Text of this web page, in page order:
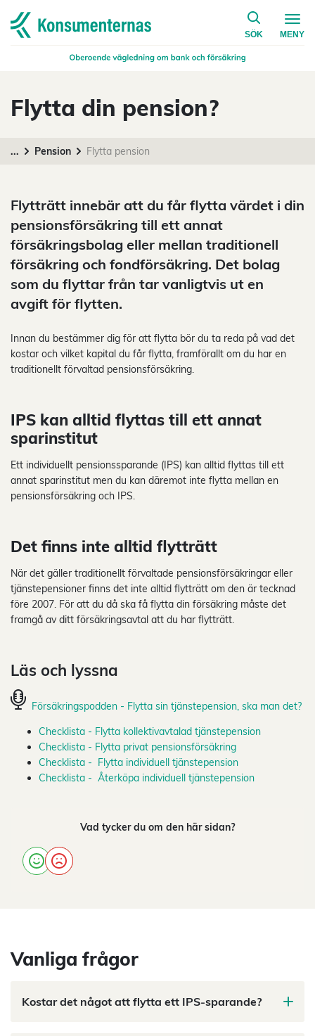
Navigera till startsidan
SÖK
på
MENY
Flytta din pension?
... Pension Flytta pension
Flytträtt innebär att du får flytta värdet i din
pensionsförsäkring till ett annat
försäkringsbolag eller mellan traditionell
försäkring och fondförsäkring. Det bolag
som du flyttar från tar vanligtvis ut en
avgift för flytten.
Innan du bestämmer dig för att flytta bör du ta reda på vad det
kostar och vilket kapital du får flytta, framförallt om du har en
traditionellt förvaltad pensionsförsäkring.
IPS kan alltid flyttas till ett annat
sparinstitut
Ett individuellt pensionssparande (IPS) kan alltid flyttas till ett
annat sparinstitut men du kan däremot inte flytta mellan en
pensionsförsäkring och IPS.
Det finns inte alltid flytträtt
När det gäller traditionellt förvaltade pensionsförsäkringar eller
tjänstepensioner finns det inte alltid flytträtt om den är tecknad
före 2007. För att du då ska få flytta din försäkring måste det
framgå av ditt försäkringsavtal att du har flytträtt.
Läs och lyssna
Försäkringspodden - Flytta sin tjänstepension, ska man det?
Checklista - Flytta kollektivavtalad tjänstepension
Checklista - Flytta privat pensionsförsäkring
Checklista - Flytta individuell tjänstepension
Checklista - Återköpa individuell tjänstepension
Vad tycker du om den här sidan?
Vanliga frågor
Kostar det något att flytta ett IPS-sparande?